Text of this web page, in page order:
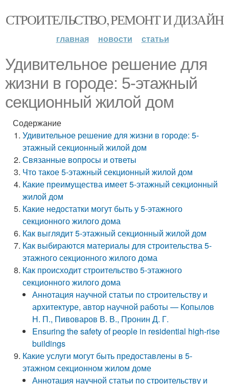
СТРОИТЕЛЬСТВО, РЕМОНТ И ДИЗАЙН
главная новости статьи
Удивительное решение для
жизни в городе: 5-этажный
секционный жилой дом
Содержание
Удивительное решение для жизни в городе: 5-
этажный секционный жилой дом
Связанные вопросы и ответы
Что такое 5-этажный секционный жилой дом
Какие преимущества имеет 5-этажный секционный
жилой дом
Какие недостатки могут быть у 5-этажного
секционного жилого дома
Как выглядит 5-этажный секционный жилой дом
Как выбираются материалы для строительства 5-
этажного секционного жилого дома
Как происходит строительство 5-этажного
секционного жилого дома
Аннотация научной статьи по строительству и
архитектуре, автор научной работы — Копылов
Н. П., Пивоваров В. В., Пронин Д. Г.
Ensuring the safety of people in residential high-rise
buildings
Какие услуги могут быть предоставлены в 5-
этажном секционном жилом доме
Аннотация научной статьи по строительству и